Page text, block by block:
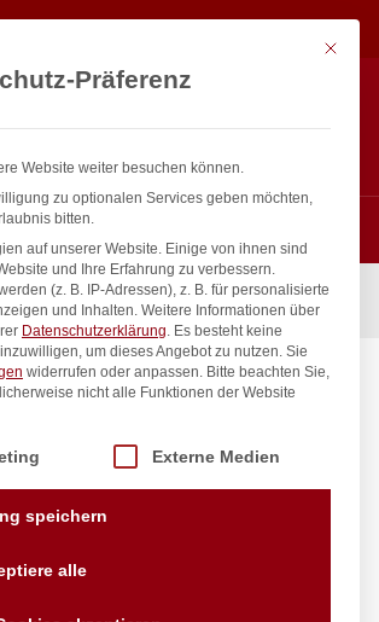
inkl. / exkl. MwSt.
Anfragen
Wir sind seit über 40 Jahren
In den Warenkorb
Mit
Präferenz
Website weiter besuchen können.
zu optionalen Services geben möchten,
bitten.
auf unserer Website. Einige von ihnen sind
und Ihre Erfahrung zu verbessern.
(z. B. IP-Adressen), z. B. für personalisierte
und Inhalten. Weitere Informationen über
Datenschutzerklärung. Es besteht keine
um dieses Angebot zu nutzen. Sie
widerrufen oder anpassen. Bitte beachten Sie,
nicht alle Funktionen der Website
die eine Einwilligung erteilt werden kann.
Externe Medien
speichern
alle